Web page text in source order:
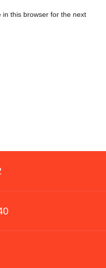
in this browser for the next